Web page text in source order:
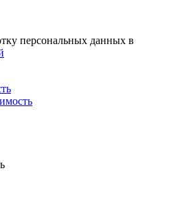
персональных данных в